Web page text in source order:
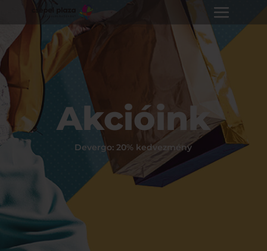
Akcióink
Devergo: 20% kedvezmény